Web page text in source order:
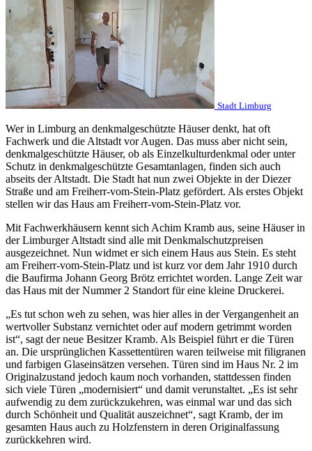
Stadt Limburg
Wer in Limburg an denkmalgeschützte Häuser denkt, hat oft
Fachwerk und die Altstadt vor Augen. Das muss aber nicht sein,
denkmalgeschützte Häuser, ob als Einzelkulturdenkmal oder unter
Schutz in denkmalgeschützte Gesamtanlagen, finden sich auch
abseits der Altstadt. Die Stadt hat nun zwei Objekte in der Diezer
Straße und am Freiherr-vom-Stein-Platz gefördert. Als erstes Objekt
stellen wir das Haus am Freiherr-vom-Stein-Platz vor.
Mit Fachwerkhäusern kennt sich Achim Kramb aus, seine Häuser in
der Limburger Altstadt sind alle mit Denkmalschutzpreisen
ausgezeichnet. Nun widmet er sich einem Haus aus Stein. Es steht
am Freiherr-vom-Stein-Platz und ist kurz vor dem Jahr 1910 durch
die Baufirma Johann Georg Brötz errichtet worden. Lange Zeit war
das Haus mit der Nummer 2 Standort für eine kleine Druckerei.
„Es tut schon weh zu sehen, was hier alles in der Vergangenheit an
wertvoller Substanz vernichtet oder auf modern getrimmt worden
ist“, sagt der neue Besitzer Kramb. Als Beispiel führt er die Türen
an. Die ursprünglichen Kassettentüren waren teilweise mit filigranen
und farbigen Glaseinsätzen versehen. Türen sind im Haus Nr. 2 im
Originalzustand jedoch kaum noch vorhanden, stattdessen finden
sich viele Türen „modernisiert“ und damit verunstaltet. „Es ist sehr
aufwendig zu dem zurückzukehren, was einmal war und das sich
durch Schönheit und Qualität auszeichnet“, sagt Kramb, der im
gesamten Haus auch zu Holzfenstern in deren Originalfassung
zurückkehren wird.